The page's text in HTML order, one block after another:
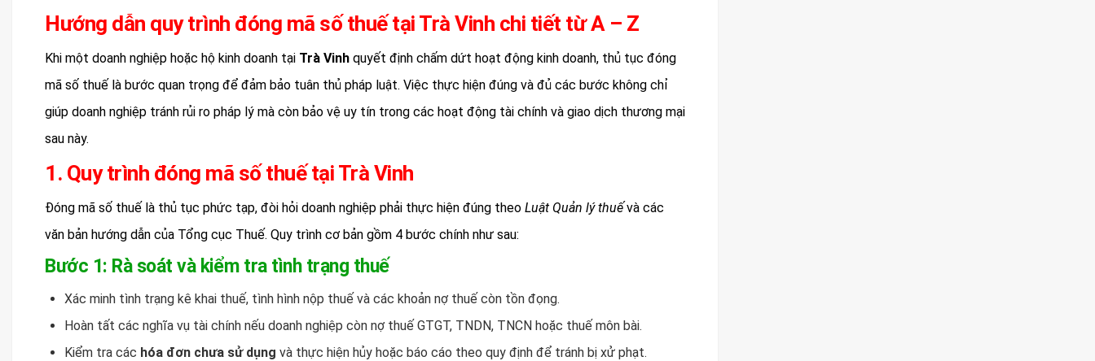
Hướng dẫn quy trình đóng mã số thuế tại Trà Vinh chi tiết từ A – Z
Khi một doanh nghiệp hoặc hộ kinh doanh tại Trà Vinh quyết định chấm dứt hoạt động kinh doanh, thủ tục đóng
mã số thuế là bước quan trọng để đảm bảo tuân thủ pháp luật. Việc thực hiện đúng và đủ các bước không chỉ
giúp doanh nghiệp tránh rủi ro pháp lý mà còn bảo vệ uy tín trong các hoạt động tài chính và giao dịch thương mại
sau này.
1. Quy trình đóng mã số thuế tại Trà Vinh
Đóng mã số thuế là thủ tục phức tạp, đòi hỏi doanh nghiệp phải thực hiện đúng theo Luật Quản lý thuếvà các
văn bản hướng dẫn của Tổng cục Thuế. Quy trình cơ bản gồm 4 bước chính như sau:
Bước 1: Rà soát và kiểm tra tình trạng thuế
Xác minh tình trạng kê khai thuế, tình hình nộp thuế và các khoản nợ thuế còn tồn đọng.
Hoàn tất các nghĩa vụ tài chính nếu doanh nghiệp còn nợ thuế GTGT, TNDN, TNCN hoặc thuế môn bài.
Kiểm tra các hóa đơn chưa sử dụng và thực hiện hủy hoặc báo cáo theo quy định để tránh bị xử phạt.